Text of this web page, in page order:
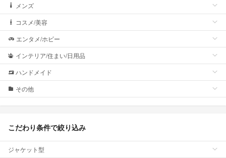
メンズ
コスメ/美容
エンタメ/ホビー
インテリア/住まい/日用品
ハンドメイド
その他
こだわり条件で絞り込み
ジャケット型